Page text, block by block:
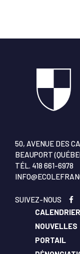
50, AVENUE DES
BEAUPORT
TÉL. 418 661-6978
SUIVEZ-NOUS
NOUVELLES
PORTAIL